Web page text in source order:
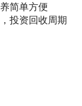
简单方便
投资回收周期